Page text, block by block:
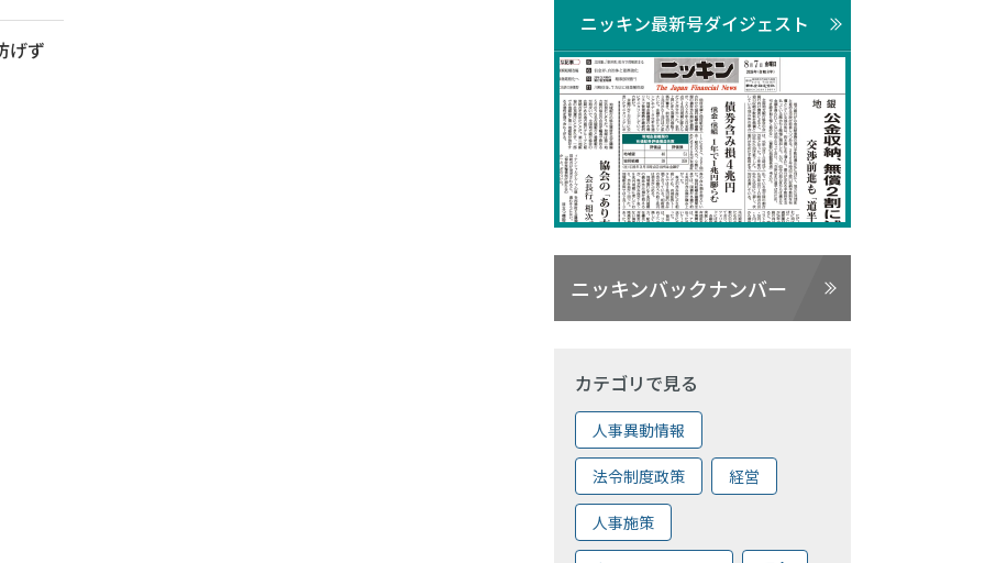
げず
ニッキン最新号ダイジェスト
ニッキンバックナンバー
カテゴリで見る
人事異動情報
法令制度政策 経営
人事施策